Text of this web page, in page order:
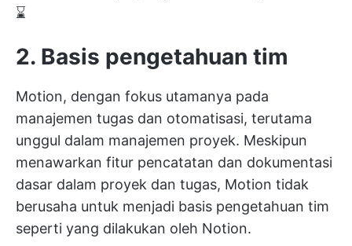
⌛
2. Basis pengetahuan tim
Motion, dengan fokus utamanya pada
manajemen tugas dan otomatisasi, terutama
unggul dalam manajemen proyek. Meskipun
menawarkan fitur pencatatan dan dokumentasi
dasar dalam proyek dan tugas, Motion tidak
berusaha untuk menjadi basis pengetahuan tim
seperti yang dilakukan oleh Notion.